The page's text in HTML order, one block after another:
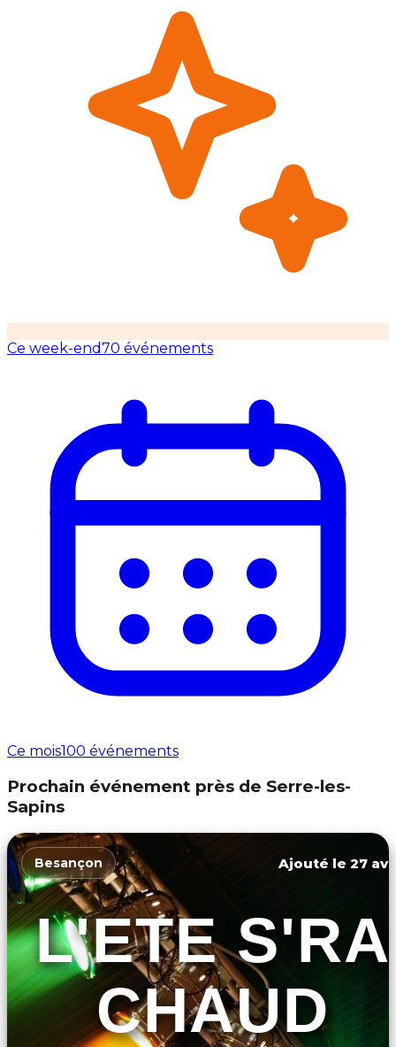
Ce week-end70 événements
Ce mois100 événements
Prochain événement près de Serre-les-
Sapins
Besançon Ajouté le 27
L'ETE S'RA
CHAUD